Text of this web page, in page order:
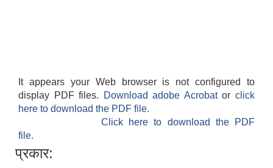
It appears your Web browser is not configured to
display PDF files.
Download adobe Acrobatorclick
here to download the PDF file.
Click here to download the PDF
file.
प्रकार: